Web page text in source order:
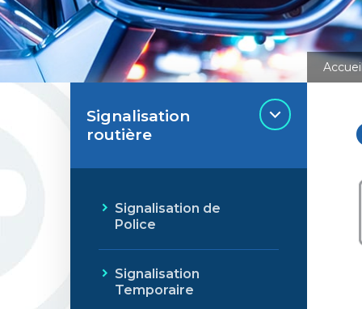
Signalisation
routière
Signalisation de
Police
Signalisation
Temporaire